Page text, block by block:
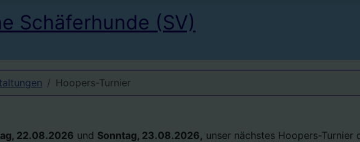
Schäferhunde (SV)
Hoopers-Turnier
22.08.2026 und Sonntag, 23.08.2026, unser nächstes Hoopers-Turnier